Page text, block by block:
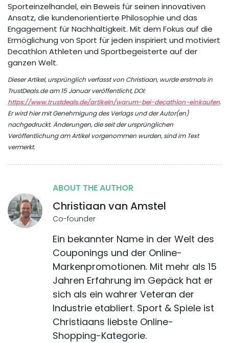
Sporteinzelhandel, ein Beweis für seinen innovativen
Ansatz, die kundenorientierte Philosophie und das
Engagement für Nachhaltigkeit. Mit dem Fokus auf die
Ermöglichung von Sport für jeden inspiriert und motiviert
Decathlon Athleten und Sportbegeisterte auf der
ganzen Welt.
Dieser Artikel, ursprünglich verfasst von Christiaan, wurde erstmals in
TrustDeals.de am 15 Januar veröffentlicht, DOI:
https://www.trustdeals.de/artikeln/warum-bei-decathlon-einkaufen.
Er wird hier mit Genehmigung des Verlags und der Autor(en)
nachgedruckt. Änderungen, die seit der ursprünglichen
Veröffentlichung am Artikel vorgenommen wurden, sind im Text
vermerkt.
ABOUT THE AUTHOR
Christiaan van Amstel
Co-founder
Ein bekannter Name in der Welt des
Couponings und der Online-
Markenpromotionen. Mit mehr als 15
Jahren Erfahrung im Gepäck hat er
sich als ein wahrer Veteran der
Industrie etabliert. Sport & Spiele ist
Christiaans liebste Online-
Shopping-Kategorie.